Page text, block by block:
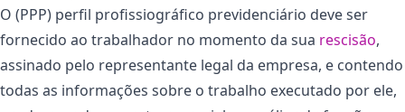
O (PPP) perfil profissiográfico previdenciário deve ser
fornecido ao trabalhador no momento da sua rescisão,
assinado pelo representante legal da empresa, e contendo
todas as informações sobre o trabalho executado por ele,